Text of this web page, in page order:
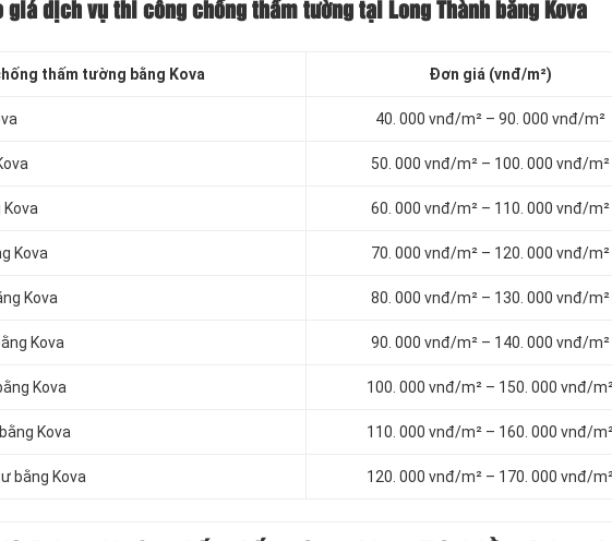
giá dịch vụ thi công chống thấm tường tại Long Thành bằng Kova
thấm tường bằng Kova Đơn giá (vnđ/m²)
40. 000 vnđ/m² – 90. 000 vnđ/m²
50. 000 vnđ/m² – 100. 000 vnđ/m²
60. 000 vnđ/m² – 110. 000 vnđ/m²
Kova 70. 000 vnđ/m² – 120. 000 vnđ/m²
Kova 80. 000 vnđ/m² – 130. 000 vnđ/m²
Kova 90. 000 vnđ/m² – 140. 000 vnđ/m²
Kova 100. 000 vnđ/m² – 150. 000 vnđ/
Kova 110. 000 vnđ/m² – 160. 000 vnđ/
bằng Kova 120. 000 vnđ/m² – 170. 000 vnđ/